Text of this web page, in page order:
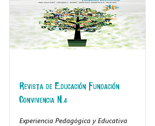
Revista de Educación Fundación
Convivencia N.4
Experiencia Pedagógica y Educativa